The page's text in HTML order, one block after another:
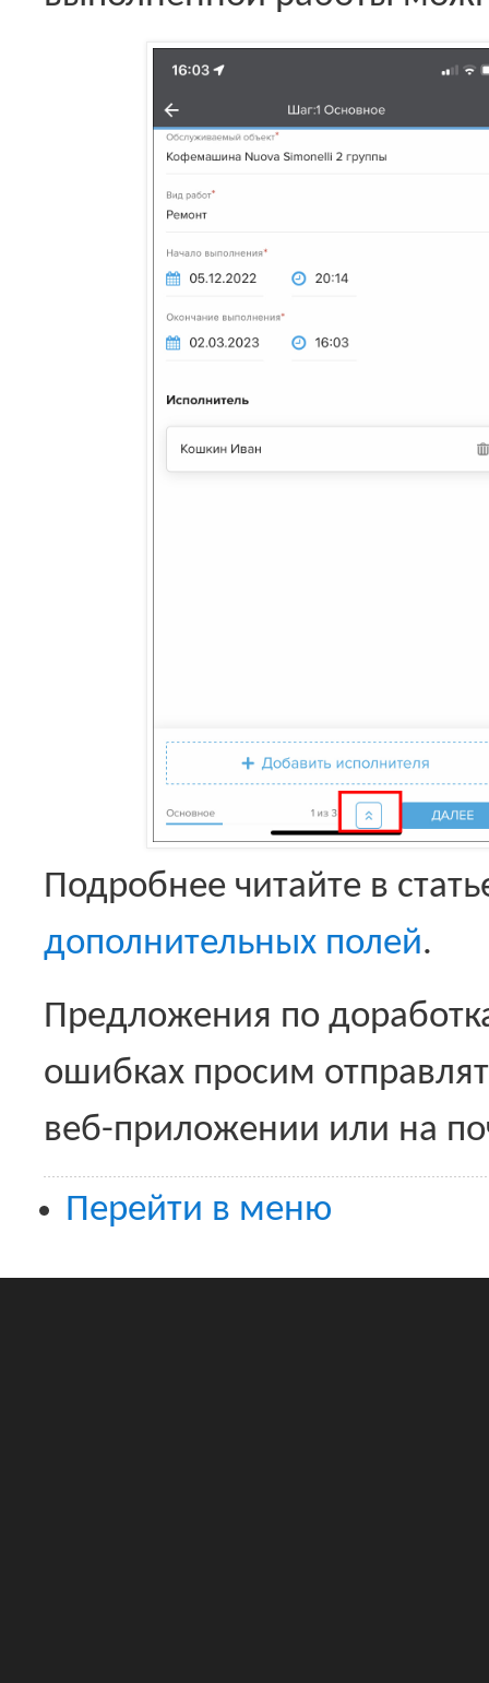
Подробнее читайте в
дополнительных полей.
Предложения по
ошибках просим
веб-приложении или на
Перейти в меню